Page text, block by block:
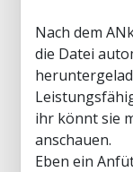
Nach dem
die Datei
ihr könnt sie
anschauen.
Eben ein